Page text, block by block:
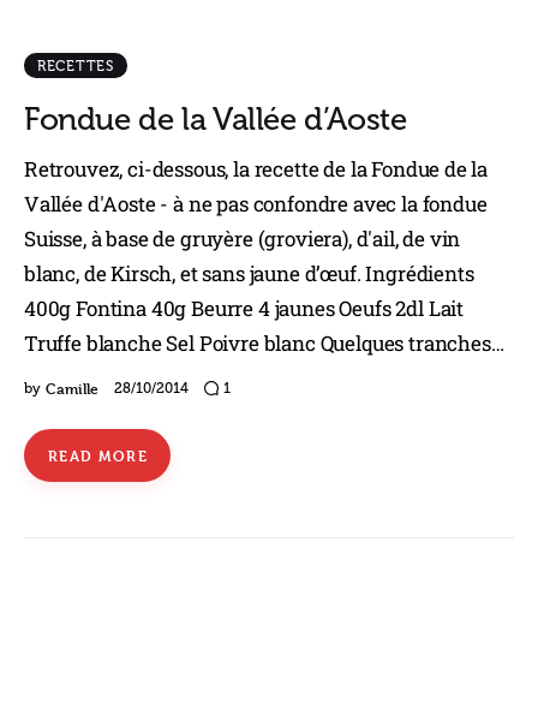
RECETTES
Fondue de la Vallée d’Aoste
Retrouvez, ci-dessous, la recette de la Fondue de la
Vallée d'Aoste - à ne pas confondre avec la fondue
Suisse, à base de gruyère (groviera), d'ail, de vin
blanc, de Kirsch, et sans jaune d’œuf. Ingrédients
400g Fontina 40g Beurre 4 jaunes Oeufs 2dl Lait
Truffe blanche Sel Poivre blanc Quelques tranches…
by Camille 28/10/2014 1
READ MORE